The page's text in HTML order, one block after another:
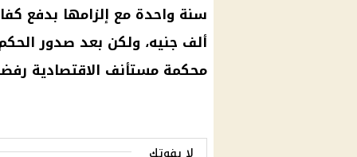
سنة واحدة مع إلزامها بدفع كفالة قدرها 5
ألف جنيه، ولكن بعد صدور
محكمة مستأنف الاقتصادية